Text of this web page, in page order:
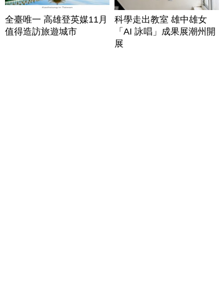
全臺唯一 高雄登英媒11月
值得造訪旅遊城市
科學走出教室 雄中雄女
「AI 詠唱」成果展潮州開
展